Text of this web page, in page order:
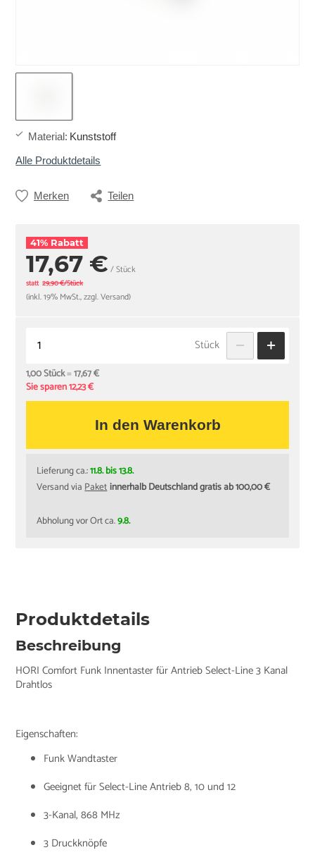
Material: Kunststoff
Alle Produktdetails
Merken Teilen
41% Rabatt
17,67 € / Stück
statt 29,90 €/Stück
(inkl. 19% MwSt., zzgl. Versand)
Stück
1,00 Stück=17,67 €
Sie sparen 12,23 €
In den Warenkorb
Lieferung ca.:11.8. bis 13.8.
Versand viaPaketinnerhalb Deutschland gratis ab 100,00 €
Abholung vor Ort ca.9.8.
Produktdetails
Beschreibung
HORI Comfort Funk Innentaster für Antrieb Select-Line 3 Kanal
Drahtlos
Eigenschaften:
Funk Wandtaster
Geeignet für Select-Line Antrieb 8, 10 und 12
3-Kanal, 868 MHz
3 Druckknöpfe